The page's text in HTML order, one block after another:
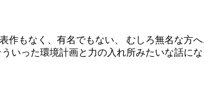
もなく、有名でもない、 むしろ無名な方
いった環境計画と力の入れ所みたいな話に